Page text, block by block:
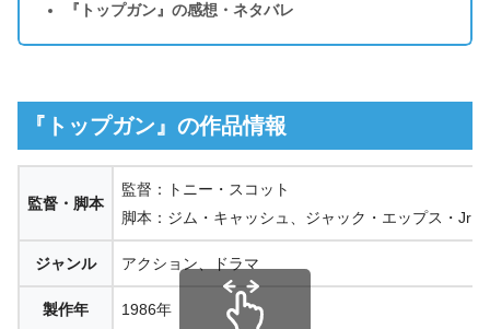
『トップガン』の感想・ネタバレ
『トップガン』の作品情報
監督・脚本
監督：トニー・スコット
脚本：ジム・キャッシュ、ジャック・エップス・Jr
ジャンル アクション、ドラマ
製作年 1986年